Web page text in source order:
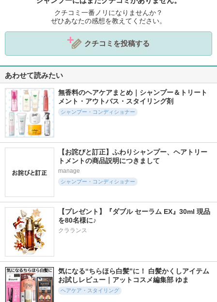
クチコミ一番ノリになりませんか？
ぜひあなたの感想を教えてください。
クチコミを投稿する
あわせて読みたい
無香料のヘアケアまとめ｜シャンプー＆トリート
メント・アウトバス・スタイリング剤
シャンプー・コンディショナー
【お詫びと訂正】ふわりシャンプー、ヘアトリー
トメントの商品説明につきまして
manage
シャンプー・コンディショナー
【プレゼント】『ダブル セーラム EX』30ml 現品
を80名様に♪
クラランス
気になる“ちらほら白髪”に！ 白髪かくしアイテム
お試しレビュー｜アットコスメ編集部 ゆま
ヘアケア・スタイリング